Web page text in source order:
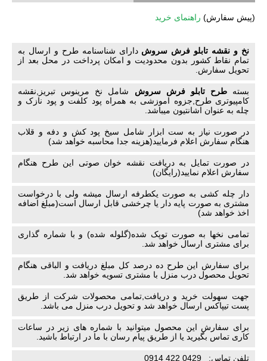
(پیش سفارش) راهنمای خرید
نخ و نقشه تابلو فرش سروشدارای شناسنامه طرح و ارسال به
تمام نقاط کشور بدون محدودیت و امکان پرداخت در محل بعد از
تحویل سفارش.
بستهطرح تابلو فرش سروش شامل نخ مرینوس تبریز,نقشه
کامپیوتری طرح,جزوه اموزشی به همراه پود کلفت و پود نازک و
چله به عنوان اشانتیون میباشد.
در صورت نیاز به ست ابزار شامل سیخ پود کش و دفه و قلاب
هنگام سفارش اعلام فرمایید(هزینه جدا محاسبه خواهد شد)
در صورت تمایل به دریافت نقشه خوان صوتی این طرح هنگام
سفارش اعلام نمایید(رایگان)
دار چله کشی به صورت یکطرفه ارسال میشه ولی با درخواست
مشتری به صورت پایه دار یا چرخشی قابل ارسال است(مبلغ اضافه
اخذ خواهد شد)
تمامی نخها به صورت توپک شده(گلوله شده) و با شماره گذاری
برای مشتری ارسال خواهد شد.
برای سفارش این طرح ده درصد کل مبلغ دریافت و الباقی هنگام
تحویل محصول درب منزل با مشتری تسویه خواهد شد.
جهت سهولت خرید و دریافت,تمامی محصولات شرکت از طریق
پست تیپاکس ارسال خواهد شد و تحویل درب منزل می باشد.
برای سفارش این محصول میتوانید با شماره های زیر در ساعات
کاری تماس بگیرید یا از طریق پیام رسان با ما در ارتباط باشید.
تلفن تماس: 0429 422 0914